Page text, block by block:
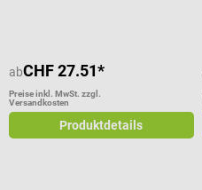
abCHF 27.51*
Preise inkl. MwSt. zzgl.
Versandkosten
Produktdetails